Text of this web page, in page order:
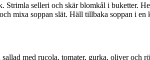
Strimla selleri och skär blomkål i buketter.
mixa soppan slät. Häll tillbaka soppan i
med rucola, tomater, gurka, oliver och